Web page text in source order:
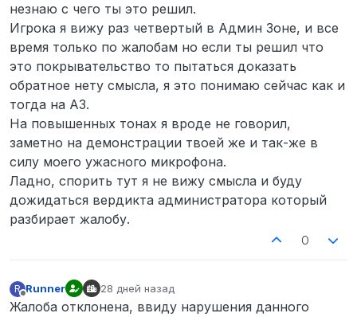
незнаю с чего ты это решил.
Игрока я вижу раз четвертый в Админ Зоне, и все
время только по жалобам но если ты решил что
это покрывательство то пытаться доказать
обратное нету смысла, я это понимаю сейчас как и
тогда на АЗ.
На повышенных тонах я вроде не говорил,
заметно на демонстрации твоей же и так-же в
силу моего ужасного микрофона.
Ладно, спорить тут я не вижу смысла и буду
дожидаться вердикта администратора который
разбирает жалобу.
0
R
Не в сети
Runner 28 дней назад
отредактировано
Жалоба отклонена, ввиду нарушения данного